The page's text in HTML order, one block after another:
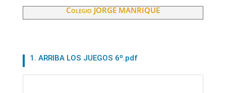
Colegio JORGE MANRIQUE
1. ARRIBA LOS JUEGOS 6º.pdf